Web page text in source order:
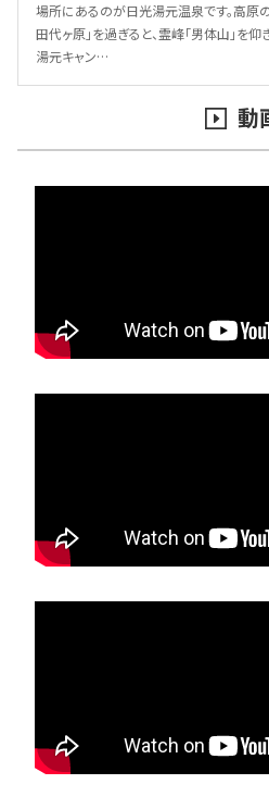
場所にあるのが日光湯元温泉です。高原
田代ヶ原」を過ぎると、霊峰「男体山」を
湯元キャン…
動